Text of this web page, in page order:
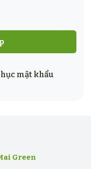
mật khẩu
Green